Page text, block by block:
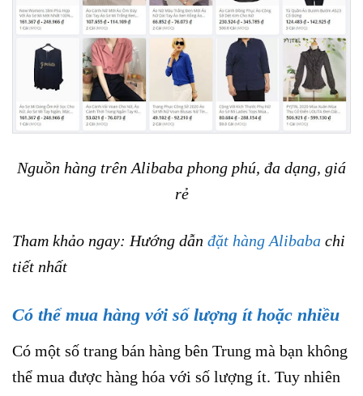
Nguồn hàng trên Alibaba phong phú, đa dạng, giá
rẻ
Tham khảo ngay: Hướng dẫn đặt hàng Alibaba chi
tiết nhất
Có thể mua hàng với số lượng ít hoặc nhiều
Có một số trang bán hàng bên Trung mà bạn không
thể mua được hàng hóa với số lượng ít. Tuy nhiên